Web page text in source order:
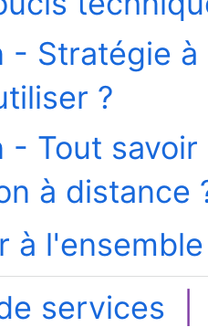
- Stratégie
?
- Tout
à distance
à l'ensemble
services